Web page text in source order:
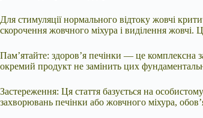
Для стимуляції нормального відтоку жовчі
скорочення жовчного міхура і виділення жовчі.
Пам’ятайте: здоров’я печінки — це комплексна
окремий продукт не замінить цих
Застереження: Ця стаття базується на
захворювань печінки або жовчного міхура,